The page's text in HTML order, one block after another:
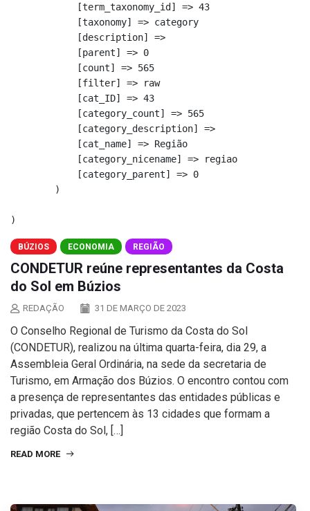
            [term_taxonomy_id] => 43
            [taxonomy] => category
            [description] =>
            [parent] => 0
            [count] => 565
            [filter] => raw
            [cat_ID] => 43
            [category_count] => 565
            [category_description] =>
            [cat_name] => Região
            [category_nicename] => regiao
            [category_parent] => 0
        )
BÚZIOS ECONOMIA REGIÃO
CONDETUR reúne representantes da Costa
do Sol em Búzios
REDAÇÃO 31 DE MARÇO DE 2023
O Conselho Regional de Turismo da Costa do Sol
(CONDETUR), realizou na última quarta-feira, dia 29, a
Assembleia Geral Ordinária, na sede da secretaria de
Turismo, em Armação dos Búzios. O encontro contou com
a presença de representantes das entidades públicas e
privadas, que pertencem às 13 cidades que formam a
região Costa do Sol, […]
READ MORE